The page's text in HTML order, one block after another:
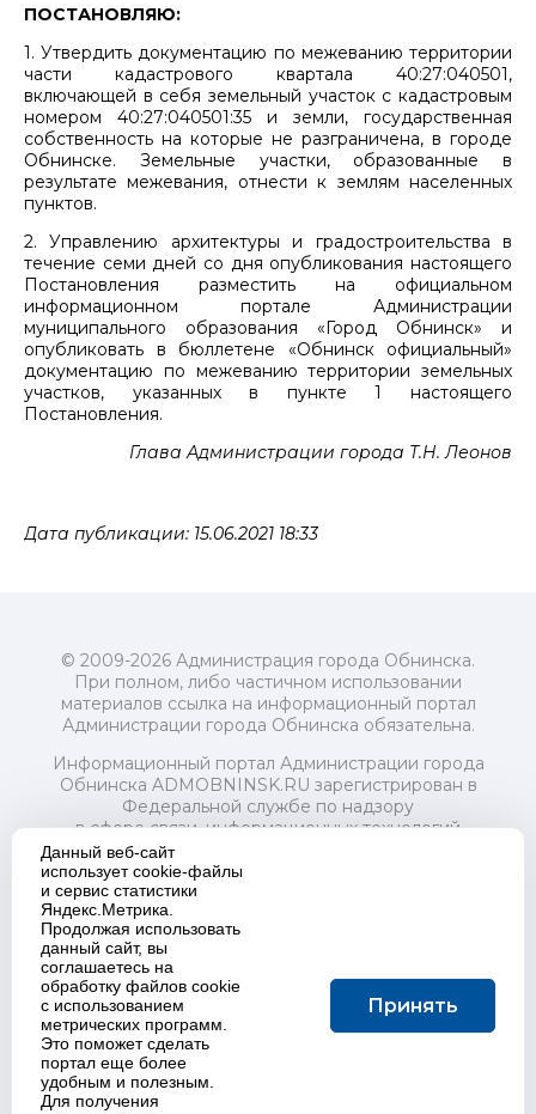
ПОСТАНОВЛЯЮ:
1. Утвердить документацию по межеванию территории
части кадастрового квартала 40:27:040501,
включающей в себя земельный участок с кадастровым
номером 40:27:040501:35 и земли, государственная
собственность на которые не разграничена, в городе
Обнинске. Земельные участки, образованные в
результате межевания, отнести к землям населенных
пунктов.
2. Управлению архитектуры и градостроительства в
течение семи дней со дня опубликования настоящего
Постановления разместить на официальном
информационном портале Администрации
муниципального образования «Город Обнинск» и
опубликовать в бюллетене «Обнинск официальный»
документацию по межеванию территории земельных
участков, указанных в пункте 1 настоящего
Постановления.
Глава Администрации города Т.Н. Леонов
Дата публикации: 15.06.2021 18:33
© 2009-2026 Администрация города Обнинска.
При полном, либо частичном использовании
материалов ссылка на информационный портал
Администрации города Обнинска обязательна.
Информационный портал Администрации города
Обнинска ADMOBNINSK.RU зарегистрирован в
Федеральной службе по надзору
в сфере связи, информационных технологий
и массовых коммуникаций (Роскомнадзор) 24 июля
2018 года.
Свидетельство о регистрации Эл № ФС77-73321
Учредитель: Администрация (исполнительно-
распорядительный орган) городского округа "Город
Обнинск". Главный редактор: Байкова Е.А.
Адрес электронной почты Редакции:
redactor@admobninsk.ru
Телефон Редакции: +7 (484) 395-85-85
Настоящий ресурс содержит материалы 18+
Политика в отношении обработки персональных
Данный веб-сайт
использует cookie-файлы
и сервис статистики
Яндекс.Метрика.
Продолжая использовать
данный сайт, вы
соглашаетесь на
обработку файлов cookie
с использованием
метрических программ.
Это поможет сделать
портал еще более
удобным и полезным.
Для получения
Принять